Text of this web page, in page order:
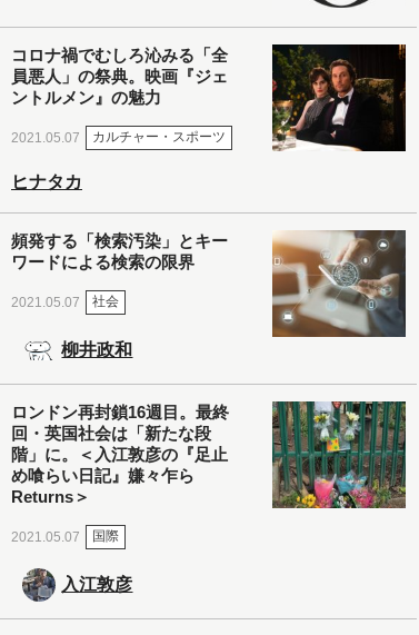
コロナ禍でむしろ沁みる「全
員悪人」の祭典。映画『ジェ
ントルメン』の魅力
2021.05.07 カルチャー・スポーツ
ヒナタカ
頻発する「検索汚染」とキー
ワードによる検索の限界
2021.05.07 社会
柳井政和
ロンドン再封鎖16週目。最終
回・英国社会は「新たな段
階」に。＜入江敦彦の『足止
め喰らい日記』嫌々乍ら
Returns＞
2021.05.07 国際
入江敦彦